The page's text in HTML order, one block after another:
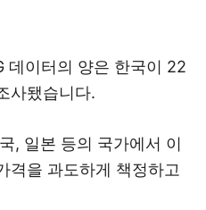
데이터의 양은 한국이 22
사됐습니다.
, 일본 등의 국가에서 이
격을 과도하게 책정하고